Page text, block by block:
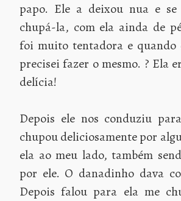
papo. Ele a deixou nua e
chupá-la, com ela ainda de
foi muito tentadora e quando
precisei fazer o mesmo. ? Ela
delícia!
Depois ele nos conduziu
chupou deliciosamente por
ela ao meu lado, também
por ele. O danadinho dava
Depois falou para ela me